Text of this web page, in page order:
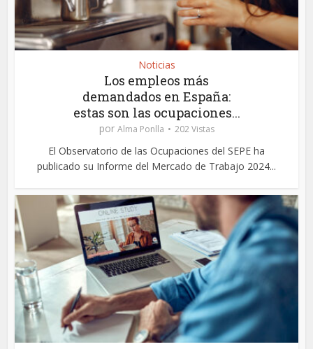
Noticias
Los empleos más
demandados en España:
estas son las ocupaciones...
por Alma Ponlla 202 Vistas
El Observatorio de las Ocupaciones del SEPE ha
publicado su Informe del Mercado de Trabajo 2024...